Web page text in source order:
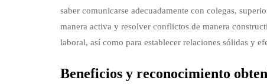
saber comunicarse adecuadamente con colegas,
manera activa y resolver conflictos de manera
laboral, así como para establecer relaciones sólidas y
Beneficios y reconocimiento